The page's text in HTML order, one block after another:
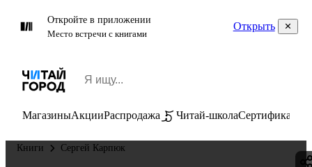
Откройте в приложении
Место встречи с книгами
Открыть
МагазиныАкцииРаспродажа Читай-школаСертификаты
Книги Сергей Карпюк